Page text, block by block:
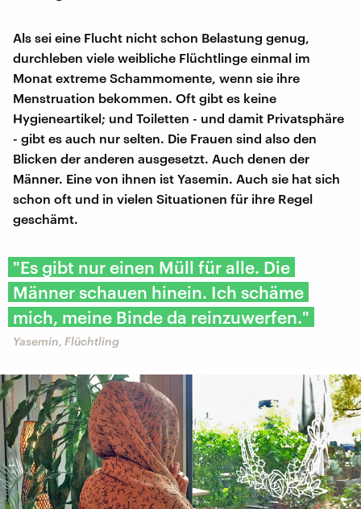
Als sei eine Flucht nicht schon Belastung genug,
durchleben viele weibliche Flüchtlinge einmal im
Monat extreme Schammomente, wenn sie ihre
Menstruation bekommen. Oft gibt es keine
Hygieneartikel; und Toiletten - und damit Privatsphäre
- gibt es auch nur selten. Die Frauen sind also den
Blicken der anderen ausgesetzt. Auch denen der
Männer. Eine von ihnen ist Yasemin. Auch sie hat sich
schon oft und in vielen Situationen für ihre Regel
geschämt.
"Es gibt nur einen Müll für alle. Die
Männer schauen hinein. Ich schäme
mich, meine Binde da reinzuwerfen."
Yasemin, Flüchtling